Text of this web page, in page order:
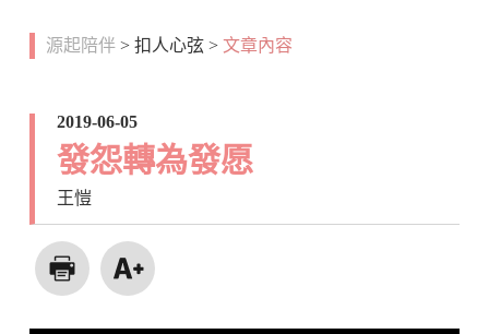
源起陪伴 > 扣人心弦 > 文章內容
2019-06-05
發怨轉為發愿
王愷